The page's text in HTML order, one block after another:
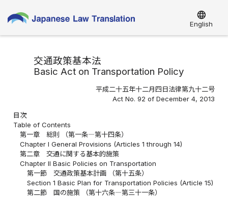
language
English
交通政策基本法
Basic Act on Transportation Policy
平成二十五年十二月四日法律第九十二号
Act No. 92 of December 4, 2013
目次
Table of Contents
第一章 総則 （第一条―第十四条）
Chapter I General Provisions (Articles 1 through 14)
第二章 交通に関する基本的施策
Chapter II Basic Policies on Transportation
第一節 交通政策基本計画 （第十五条）
Section 1 Basic Plan for Transportation Policies (Article 15)
第二節 国の施策 （第十六条―第三十一条）